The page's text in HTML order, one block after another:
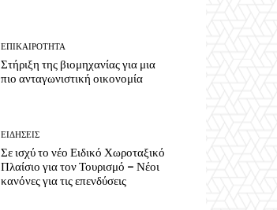
ΕΠΙΚΑΙΡΟΤΗΤΑ
Στήριξη της βιομηχανίας για μια
πιο ανταγωνιστική οικονομία
ΕΙΔΗΣΕΙΣ
Σε ισχύ το νέο Ειδικό Χωροταξικό
Πλαίσιο για τον Τουρισμό – Νέοι
κανόνες για τις επενδύσεις